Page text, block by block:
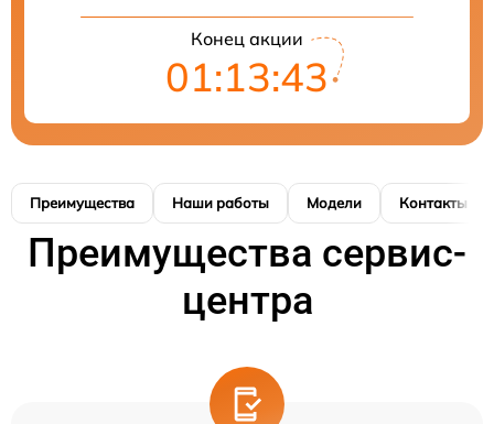
Конец акции
01:13:43
Преимущества Наши работы Модели Контакты
Преимущества сервис-
центра